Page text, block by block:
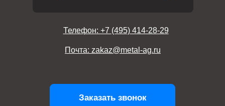
Телефон: +7 (495) 414-28-29
Почта: zakaz@metal-ag.ru
Заказать звонок